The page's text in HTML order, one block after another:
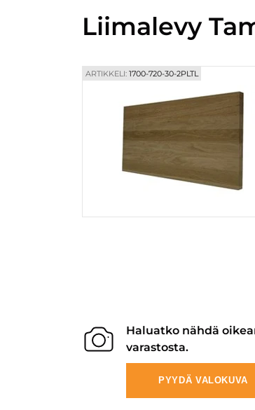
Liimalevy
ARTIKKELI: 1700-720-30-2PLTL
Haluatko nähdä
varastosta.
PYYDÄ VALOKUVA